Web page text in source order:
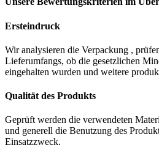
Ersteindruck
Wir analysieren die Verpackung ,
Lieferumfangs, ob die gesetzlichen
eingehalten wurden und weitere
Qualität des Produkts
Geprüft werden die verwendeten
und generell die Benutzung des
Einsatzzweck.